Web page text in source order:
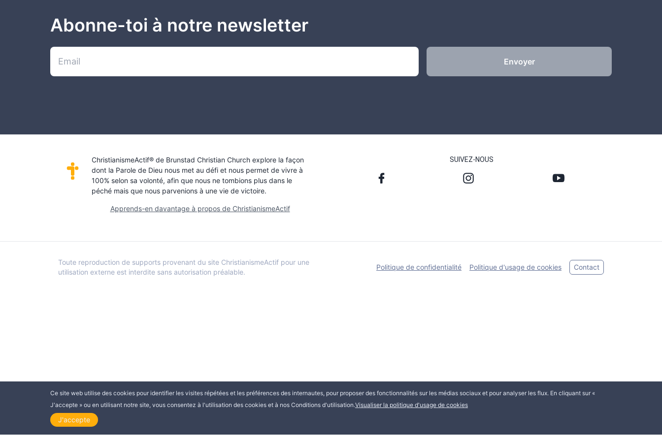
Ce site web utilise des cookies pour identifier les visites répétées et les préférences des internautes, pour proposer des fonctionnalités sur les médias sociaux et pour analyser les flux. En cliquant sur «
J'accepte » ou en utilisant notre site, vous consentez à l'utilisation des cookies et à nos Conditions d'utilisation.Visualiser la politique d'usage de cookies
J'accepte
Abonne-toi à notre newsletter
Envoyer
ChristianismeActif® de Brunstad Christian Church explore la façon
dont la Parole de Dieu nous met au défi et nous permet de vivre à
100% selon sa volonté, afin que nous ne tombions plus dans le
péché mais que nous parvenions à une vie de victoire.
Apprends-en davantage à propos de ChristianismeActif
SUIVEZ-NOUS
Toute reproduction de supports provenant du site ChristianismeActif pour une
utilisation externe est interdite sans autorisation préalable.
Politique de confidentialité Politique d'usage de cookies Contact